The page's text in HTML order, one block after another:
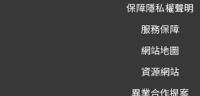
保障隱私權聲明
服務保障
網站地圖
資源網站
異業合作提案